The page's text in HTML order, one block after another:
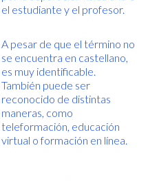
el estudiante y el profesor.
A pesar de que el término no
se encuentra en castellano,
es muy identificable.
También puede ser
reconocido de distintas
maneras, como
teleformación, educación
virtual o formación en línea.